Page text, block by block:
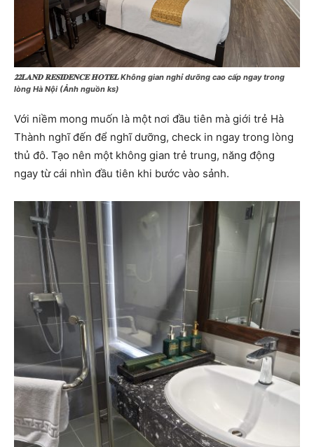
𝟐𝟐𝐋𝐀𝐍𝐃 𝐑𝐄𝐒𝐈𝐃𝐄𝐍𝐂𝐄 𝐇𝐎𝐓𝐄𝐋 Không gian nghỉ dưỡng cao cấp ngay trong
lòng Hà Nội (Ảnh nguồn ks)
Với niềm mong muốn là một nơi đầu tiên mà giới trẻ Hà
Thành nghĩ đến để nghĩ dưỡng, check in ngay trong lòng
thủ đô. Tạo nên một không gian trẻ trung, năng động
ngay từ cái nhìn đầu tiên khi bước vào sảnh.